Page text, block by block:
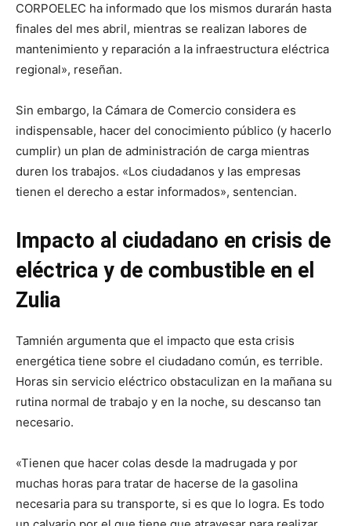
CORPOELEC ha informado que los mismos durarán hasta
finales del mes abril, mientras se realizan labores de
mantenimiento y reparación a la infraestructura eléctrica
regional», reseñan.
Sin embargo, la Cámara de Comercio considera es
indispensable, hacer del conocimiento público (y hacerlo
cumplir) un plan de administración de carga mientras
duren los trabajos. «Los ciudadanos y las empresas
tienen el derecho a estar informados», sentencian.
Impacto al ciudadano en crisis de
eléctrica y de combustible en el
Zulia
Tamnién argumenta que el impacto que esta crisis
energética tiene sobre el ciudadano común, es terrible.
Horas sin servicio eléctrico obstaculizan en la mañana su
rutina normal de trabajo y en la noche, su descanso tan
necesario.
«Tienen que hacer colas desde la madrugada y por
muchas horas para tratar de hacerse de la gasolina
necesaria para su transporte, si es que lo logra. Es todo